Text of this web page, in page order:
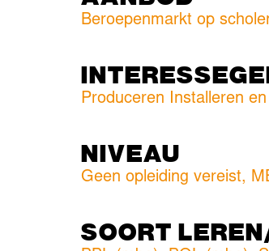
Beroepenmarkt op
Produceren Installeren
NIVEAU
Geen opleiding vereist,
SOORT